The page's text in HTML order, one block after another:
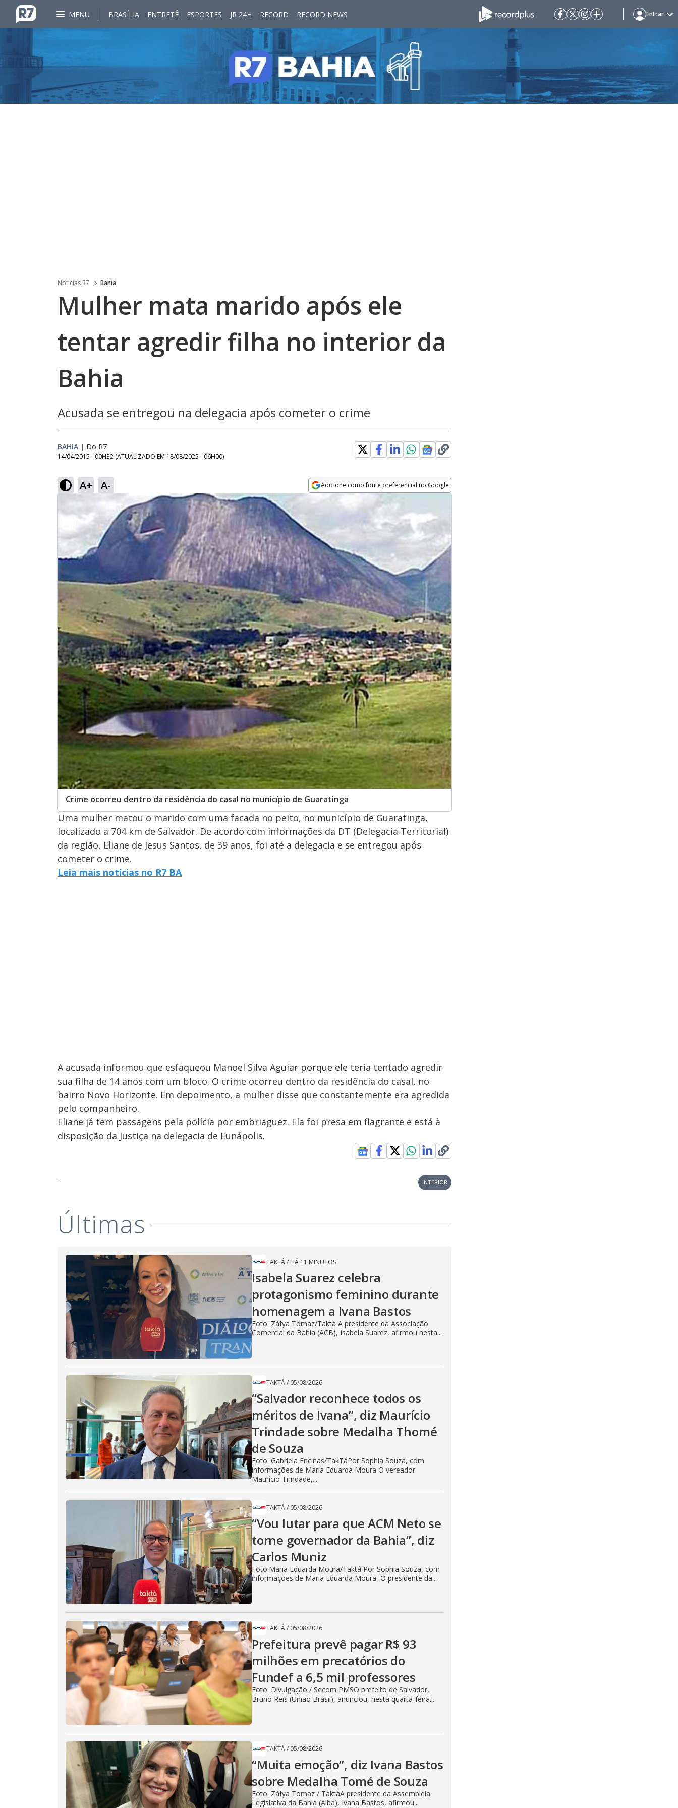
MENU BRASÍLIA ENTRETÊ ESPORTES JR 24H RECORD RECORD NEWS Entrar
Noticias R7 Bahia
Mulher mata marido após ele
tentar agredir filha no interior da
Bahia
Acusada se entregou na delegacia após cometer o crime
BAHIA | Do R7
14/04/2015 - 00H32 (ATUALIZADO EM 18/08/2025 - 06H00)
A+ A- Adicione como fonte preferencial no Google
Opens in new window
Crime ocorreu dentro da residência do casal no município de Guaratinga
Uma mulher matou o marido com uma facada no peito, no município de Guaratinga,
localizado a 704 km de Salvador. De acordo com informações da DT (Delegacia Territorial)
da região, Eliane de Jesus Santos, de 39 anos, foi até a delegacia e se entregou após
cometer o crime.
Leia mais notícias no R7 BA
A acusada informou que esfaqueou Manoel Silva Aguiar porque ele teria tentado agredir
sua filha de 14 anos com um bloco. O crime ocorreu dentro da residência do casal, no
bairro Novo Horizonte. Em depoimento, a mulher disse que constantemente era agredida
pelo companheiro.
Eliane já tem passagens pela polícia por embriaguez. Ela foi presa em flagrante e está à
disposição da Justiça na delegacia de Eunápolis.
INTERIOR
Últimas
TAKTÁ/ HÁ 11 MINUTOS
Isabela Suarez celebra
protagonismo feminino durante
homenagem a Ivana Bastos
Foto: Záfya Tomaz/Taktá A presidente da Associação
Comercial da Bahia (ACB), Isabela Suarez, afirmou nesta...
TAKTÁ/ 05/08/2026
“Salvador reconhece todos os
méritos de Ivana”, diz Maurício
Trindade sobre Medalha Thomé
de Souza
Foto: Gabriela Encinas/TakTáPor Sophia Souza, com
informações de Maria Eduarda Moura O vereador
Maurício Trindade,...
TAKTÁ/ 05/08/2026
“Vou lutar para que ACM Neto se
torne governador da Bahia”, diz
Carlos Muniz
Foto:Maria Eduarda Moura/Taktá Por Sophia Souza, com
informações de Maria Eduarda Moura O presidente da...
TAKTÁ/ 05/08/2026
Prefeitura prevê pagar R$ 93
milhões em precatórios do
Fundef a 6,5 mil professores
Foto: Divulgação / Secom PMSO prefeito de Salvador,
Bruno Reis (União Brasil), anunciou, nesta quarta-feira...
TAKTÁ/ 05/08/2026
“Muita emoção”, diz Ivana Bastos
sobre Medalha Tomé de Souza
Foto: Záfya Tomaz / TaktáA presidente da Assembleia
Legislativa da Bahia (Alba), Ivana Bastos, afirmou...